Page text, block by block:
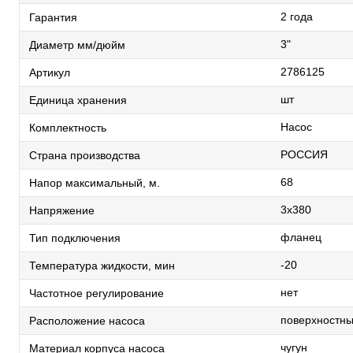
Гарантия 2 года
Диаметр мм/дюйм 3"
Артикул 2786125
Единица хранения шт
Комплектность Насос
Страна производства РОССИЯ
Напор максимальный, м. 68
Напряжение 3х380
Тип подключения фланец
Температура жидкости, мин -20
Частотное регулирование нет
Расположение насоса
Материал корпуса насоса чугун